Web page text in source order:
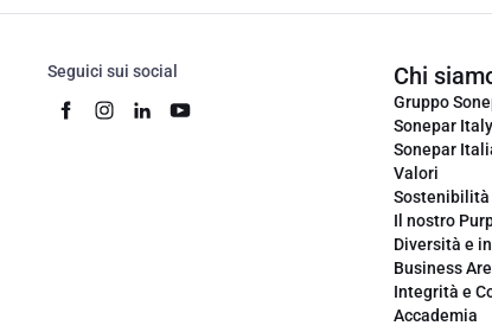
Seguici sui social Chi
Gruppo
Sonepar Italy
Sonepar
Valori
Sostenibilità
Il nostro
Diversità e
Business
Integrità e
Accademia